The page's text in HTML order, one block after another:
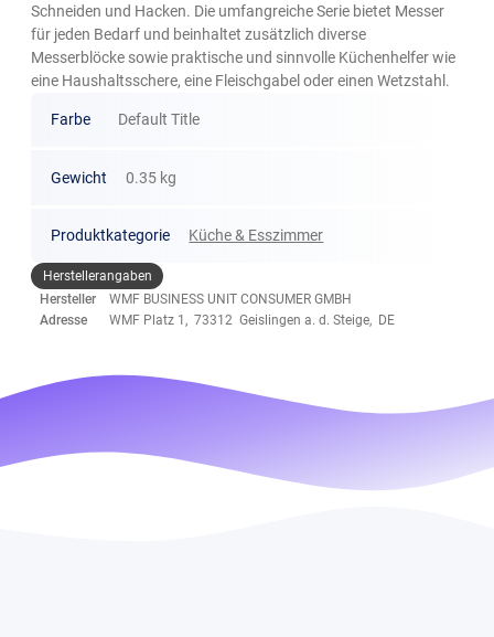
Schneiden und Hacken. Die umfangreiche Serie bietet Messer
für jeden Bedarf und beinhaltet zusätzlich diverse
Messerblöcke sowie praktische und sinnvolle Küchenhelfer wie
eine Haushaltsschere, eine Fleischgabel oder einen Wetzstahl.
Farbe Default Title
Gewicht 0.35 kg
Produktkategorie Küche & Esszimmer
Herstellerangaben
Hersteller
WMF BUSINESS UNIT CONSUMER GMBH
Adresse
WMF Platz 1, 73312 Geislingen a. d. Steige, DE